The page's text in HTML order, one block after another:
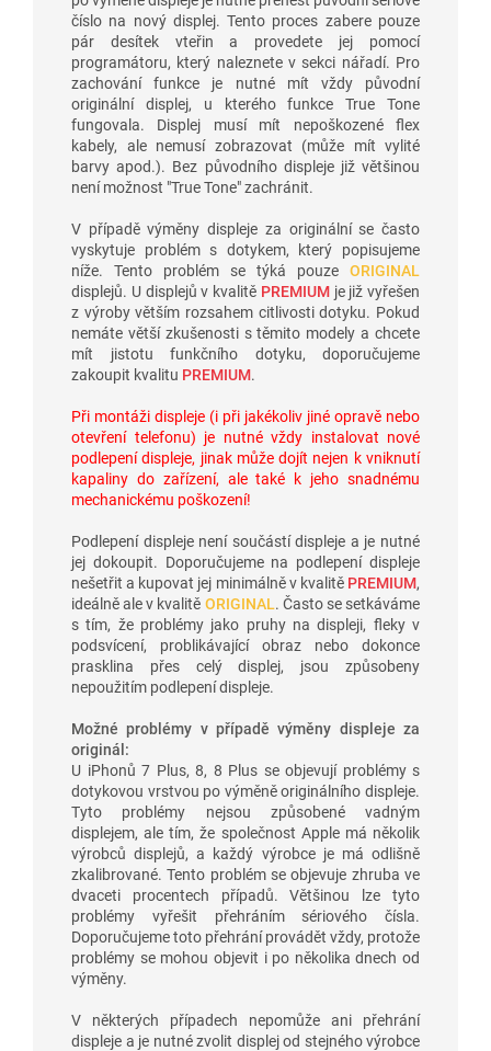
číslo na nový displej. Tento proces zabere pouze
pár desítek vteřin a provedete jej pomocí
programátoru, který naleznete v sekci nářadí. Pro
zachování funkce je nutné mít vždy původní
originální displej, u kterého funkce True Tone
fungovala. Displej musí mít nepoškozené flex
kabely, ale nemusí zobrazovat (může mít vylité
barvy apod.). Bez původního displeje již většinou
není možnost "True Tone" zachránit.
V případě výměny displeje za originální se často
vyskytuje problém s dotykem, který popisujeme
níže. Tento problém se týká pouze ORIGINAL
displejů. U displejů v kvalitě PREMIUMje již vyřešen
z výroby větším rozsahem citlivosti dotyku. Pokud
nemáte větší zkušenosti s těmito modely a chcete
mít jistotu funkčního dotyku, doporučujeme
zakoupit kvalitu PREMIUM.
Při montáži displeje (i při jakékoliv jiné opravě nebo
otevření telefonu) je nutné vždy instalovat nové
podlepení displeje, jinak může dojít nejen k vniknutí
kapaliny do zařízení, ale také k jeho snadnému
mechanickému poškození!
Podlepení displeje není součástí displeje a je nutné
jej dokoupit. Doporučujeme na podlepení displeje
nešetřit a kupovat jej minimálně v kvalitě PREMIUM,
ideálně ale v kvalitě ORIGINAL. Často se setkáváme
s tím, že problémy jako pruhy na displeji, fleky v
podsvícení, problikávající obraz nebo dokonce
prasklina přes celý displej, jsou způsobeny
nepoužitím podlepení displeje.
Možné problémy v případě výměny displeje za
originál:
U iPhonů 7 Plus, 8, 8 Plus se objevují problémy s
dotykovou vrstvou po výměně originálního displeje.
Tyto problémy nejsou způsobené vadným
displejem, ale tím, že společnost Apple má několik
výrobců displejů, a každý výrobce je má odlišně
zkalibrované. Tento problém se objevuje zhruba ve
dvaceti procentech případů. Většinou lze tyto
problémy vyřešit přehráním sériového čísla.
Doporučujeme toto přehrání provádět vždy, protože
problémy se mohou objevit i po několika dnech od
výměny.
V některých případech nepomůže ani přehrání
displeje a je nutné zvolit displej od stejného výrobce